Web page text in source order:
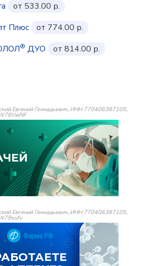
от 533.00 р.
Плюс
от 774.00 р.
® ДУО от 814.00 р.
Евгений Геннадьевич, ИНН 770406387105,
Евгений Геннадьевич, ИНН 770406387105,